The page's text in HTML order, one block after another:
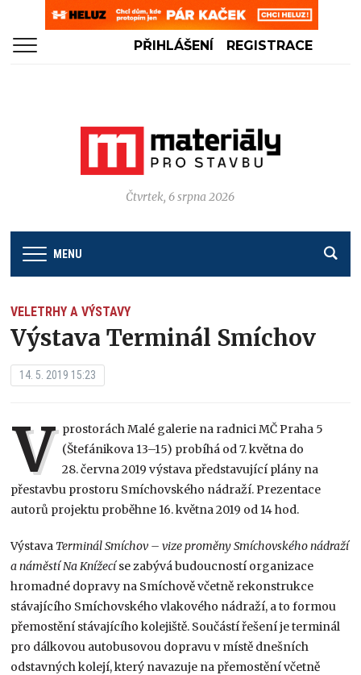
PŘIHLÁŠENÍ REGISTRACE
Čtvrtek, 6 srpna 2026
MENU
VELETRHY A VÝSTAVY
Výstava Terminál Smíchov
14. 5. 2019 15:23
V prostorách Malé galerie na radnici MČ Praha 5
(Štefánikova 13–15) probíhá od 7. května do
28. června 2019 výstava představující plány na
přestavbu prostoru Smíchovského nádraží. Prezentace
autorů projektu proběhne 16. května 2019 od 14 hod.
Výstava Terminál Smíchov – vize proměny Smíchovského nádraží
a náměstí Na Knížecíse zabývá budoucností organizace
hromadné dopravy na Smíchově včetně rekonstrukce
stávajícího Smíchovského vlakového nádraží, a to formou
přemostění stávajícího kolejiště. Součástí řešení je terminál
pro dálkovou autobusovou dopravu v místě dnešních
odstavných kolejí, který navazuje na přemostění včetně